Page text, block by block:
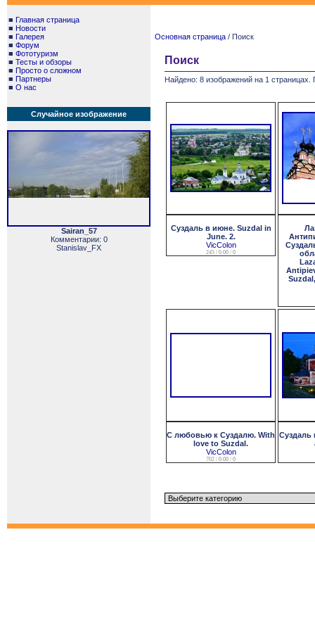
■ Главная страница
■ Новости
■ Галерея
■ Форум
■ Фототуризм
■ Тесты и обзоры
■ Просто о сложном
■ Партнеры
■ О нас
Случайное изображение
Sairan_57
Комментарии: 0
Stanislav_FX
Основная страница / Поиск
Поиск
Найдено: 8 изображений на 1 страницах.
Суздаль в июне. Suzdal in
June. 2.
VicColon
245 / 0.00 / 0
С любовью к Суздалю. With
love to Suzdal.
VicColon
702 / 0.00 / 0
Суздаль